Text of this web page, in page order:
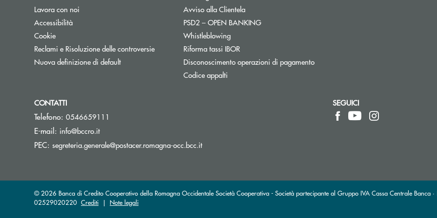
Lavora con noi
Accessibilità
Cookie
Reclami e Risoluzione delle controversie
Nuova definizione di default
Avviso alla Clientela
PSD2 – OPEN BANKINGApre una nuova finestra
WhistleblowingApre una nuova finestra
Riforma tassi IBOR
Disconoscimento operazioni di pagamento
Codice appalti
CONTATTI
Telefono: 0546659111
E-mail: info@bccro.it(si apre l’app di posta elettronica)
PEC: segreteria.generale@postacer.romagna-occ.bcc.it(si apre l’app di posta elettronica)
SEGUICI
© 2026 Banca di Credito Cooperativo della Romagna Occidentale Società Cooperativa - Società partecipante al Gruppo IVA Cassa Centrale Banca ·
02529020220 Crediti | Note legali